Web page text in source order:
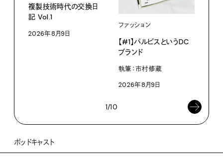
複製技術時代の交換日
記 Vol.1
2026年8月9日
ファッション
【#1】パルビスというDC
ブランド
執筆：市村修蔵
2026年8月9日
1/10
ポッドキャスト